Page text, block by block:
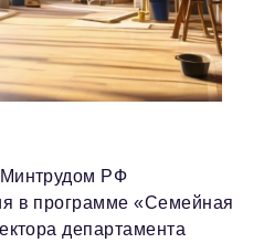
подписка
РФ
в программе «Семейная
департамента